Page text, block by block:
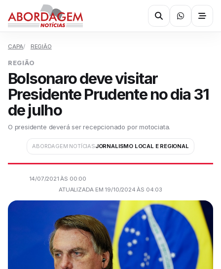
CAPA REGIÃO
REGIÃO
Bolsonaro deve visitar
Presidente Prudente no dia 31
de julho
O presidente deverá ser recepcionado por motociata.
ABORDAGEM NOTÍCIASJORNALISMO LOCAL E REGIONAL
14/07/2021 ÀS 00:00
ATUALIZADA EM 19/10/2024 ÀS 04:03